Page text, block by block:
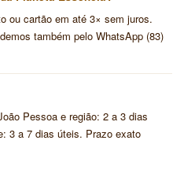
ou cartão em até 3× sem juros.
também pelo WhatsApp (83)
Pessoa e região: 2 a 3 dias
3 a 7 dias úteis. Prazo exato